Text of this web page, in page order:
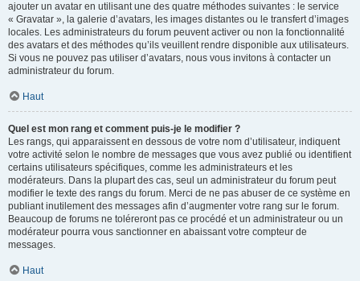
ajouter un avatar en utilisant une des quatre méthodes suivantes : le service
« Gravatar », la galerie d’avatars, les images distantes ou le transfert d’images
locales. Les administrateurs du forum peuvent activer ou non la fonctionnalité
des avatars et des méthodes qu’ils veuillent rendre disponible aux utilisateurs.
Si vous ne pouvez pas utiliser d’avatars, nous vous invitons à contacter un
administrateur du forum.
Haut
Quel est mon rang et comment puis-je le modifier ?
Les rangs, qui apparaissent en dessous de votre nom d’utilisateur, indiquent
votre activité selon le nombre de messages que vous avez publié ou identifient
certains utilisateurs spécifiques, comme les administrateurs et les
modérateurs. Dans la plupart des cas, seul un administrateur du forum peut
modifier le texte des rangs du forum. Merci de ne pas abuser de ce système en
publiant inutilement des messages afin d’augmenter votre rang sur le forum.
Beaucoup de forums ne toléreront pas ce procédé et un administrateur ou un
modérateur pourra vous sanctionner en abaissant votre compteur de
messages.
Haut